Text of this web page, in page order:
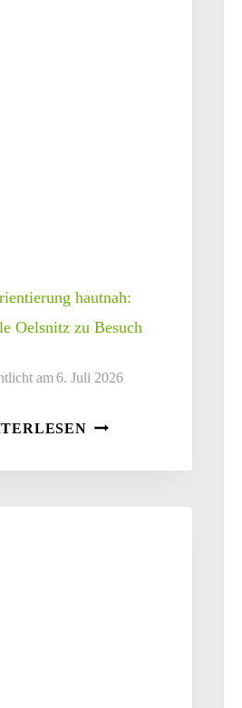
hautnah:
Oelsnitz zu Besuch
am6. Juli 2026
OBERSCHULE